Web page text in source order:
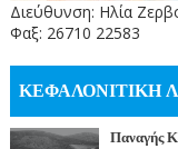
Διεύθυνση: Ηλία
Φαξ: 26710 22583
ΚΕΦΑΛΟΝΙΤΙΚΗ
Παναγής